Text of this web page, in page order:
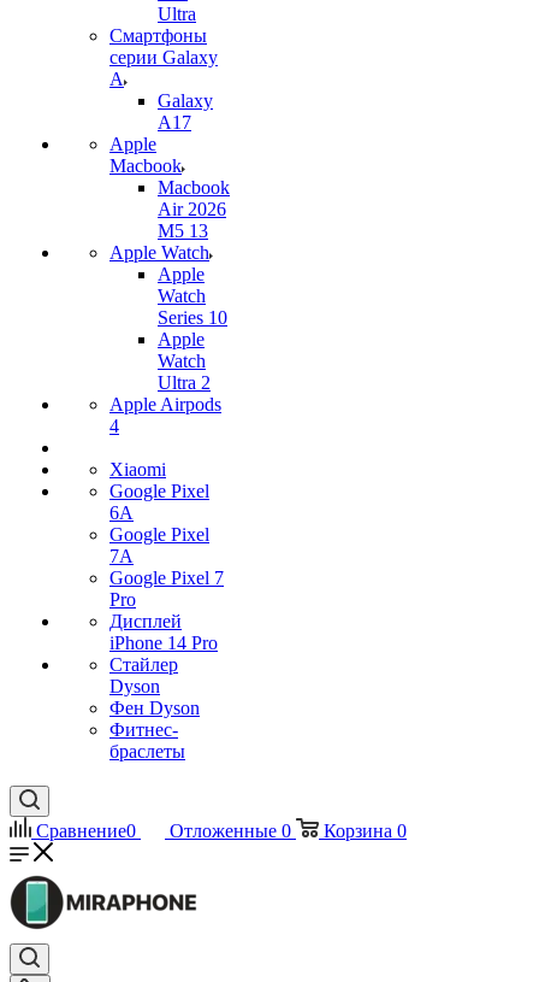
Ultra
Смартфоны
серии Galaxy
A
Galaxy
A17
Apple
Macbook
Macbook
Air 2026
M5 13
Apple Watch
Apple
Watch
Series 10
Apple
Watch
Ultra 2
Apple Airpods
4
Xiaomi
Google Pixel
6A
Google Pixel
7А
Google Pixel 7
Pro
Дисплей
iPhone 14 Pro
Стайлер
Dyson
Фен Dyson
Фитнес-
браслеты
Сравнение0 Отложенные 0 Корзина 0